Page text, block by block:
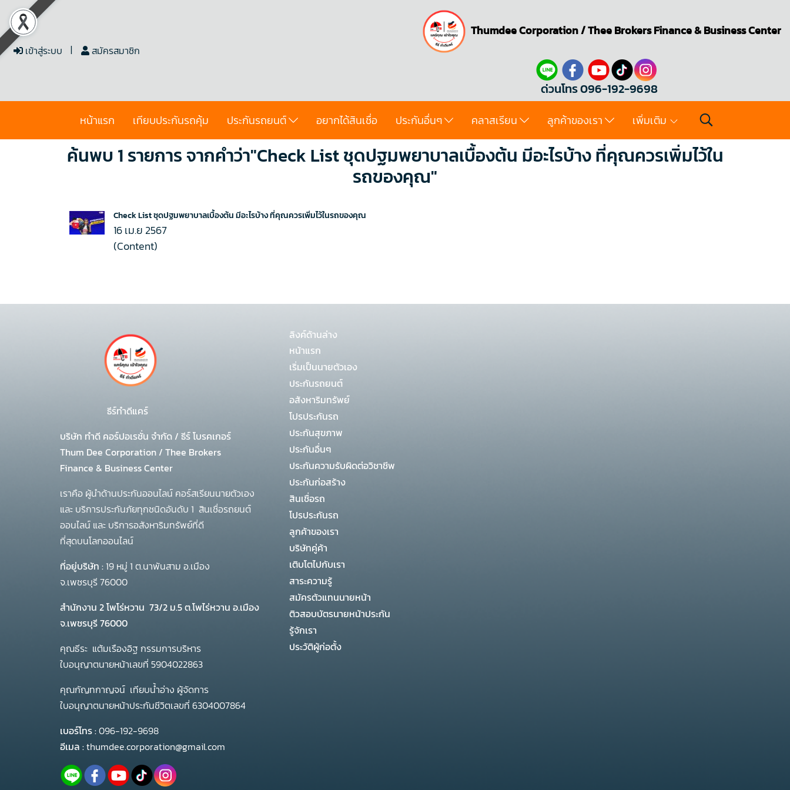
เข้าสู่ระบบ สมัครสมาชิก
Thumdee Corporation/Thee BrokersFinance & Business Center
ด่วนโทร 096-192-9698
หน้าแรก เทียบประกันรถคุ้ม ประกันรถยนต์ อยากได้สินเชื่อ ประกันอื่นๆ คลาสเรียน ลูกค้าของเรา เพิ่มเติม
ค้นพบ 1 รายการ จากคำว่า"Check List ชุดปฐมพยาบาลเบื้องต้น มีอะไรบ้าง ที่คุณควรเพิ่มไว้ใน
รถของคุณ"
Check List ชุดปฐมพยาบาลเบื้องต้น มีอะไรบ้าง ที่คุณควรเพิ่มไว้ในรถของคุณ
16 เม.ย 2567
(Content)
ธีร์ทำดีแคร์
บริษัท ทำดี คอร์ปอเรชั่น จำกัด / ธีร์ โบรคเกอร์
Thum Dee Corporation / Thee Brokers
Finance & Business Center
เราคือ ผู้นำด้านประกันออนไลน์ คอร์สเรียนนายตัวเอง
และ บริการประกันภัยทุกชนิดอันดับ 1 สินเชื่อรถยนต์
ออนไลน์ และ บริการอสังหาริมทรัพย์ที่ดี
ที่สุดบนโลกออนไลน์
ที่อยู่บริษัท :19 หมู่ 1 ต.นาพันสาม อ.เมือง
จ.เพชรบุรี 76000
สำนักงาน 2 โพโร่หวาน 73/2 ม.5 ต.โพไร่หวาน อ.เมือง
จ.เพชรบุรี 76000
คุณธีระ แต้มเรืองอิฐ กรรมการบริหาร
ใบอนุญาตนายหน้าเลขที่ 5904022863
คุณกัญทกาญจน์ เทียบน้ำอ่าง ผู้จัดการ
ใบอนุญาตนายหน้าประกันชีวิตเลขที่ 6304007864
เบอร์โทร :096-192-9698
อีเมล :thumdee.corporation@gmail.com
ลิงค์ด้านล่าง
หน้าแรก
เริ่มเป็นนายตัวเอง
ประกันรถยนต์
อสังหาริมทรัพย์
โปรประกันรถ
ประกันสุขภาพ
ประกันอื่นๆ
ประกันความรับผิดต่อวิชาชีพ
ประกันก่อสร้าง
สินเชื่อรถ
โปรประกันรถ
ลูกค้าของเรา
บริษัทคู่ค้า
เติบโตไปกับเรา
สาระความรู้
สมัครตัวแทนนายหน้า
ติวสอบบัตรนายหน้าประกัน
รู้จักเรา
ประวัติผู้ก่อตั้ง